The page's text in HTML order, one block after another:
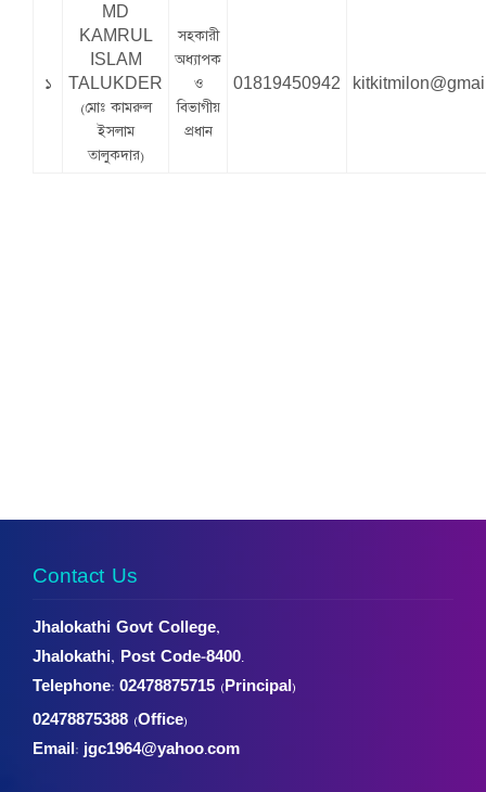
১
MD
KAMRUL
ISLAM
TALUKDER
(মোঃ কামরুল
ইসলাম
তালুকদার)
সহকারী
অধ্যাপক
ও
বিভাগীয়
প্রধান
01819450942
Contact Us
Jhalokathi Govt College,
Jhalokathi, Post Code-8400.
Telephone: 02478875715 (Principal)
02478875388 (Office)
Email: jgc1964@yahoo.com